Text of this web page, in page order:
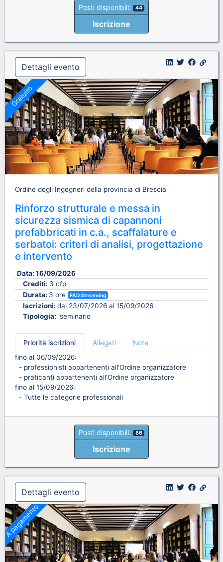
Posti disponibili: 44
Iscrizione
Dettagli evento
Gratuito
Ordine degli Ingegneri della provincia di Brescia
Rinforzo strutturale e messa in
sicurezza sismica di capannoni
prefabbricati in c.a., scaffalature e
serbatoi: criteri di analisi, progettazione
e intervento
Data: 16/09/2026
Crediti: 3 cfp
Durata: 3 ore FAD Streaming
Iscrizioni: dal 23/07/2026 al 15/09/2026
Tipologia: seminario
Priorità iscrizioni Allegati
Note
fino al 06/09/2026:
- professionisti appartenenti all'Ordine organizzatore
- praticanti appartenenti all'Ordine organizzatore
fino al 15/09/2026:
- Tutte le categorie professionali
Posti disponibili: 86
Iscrizione
Dettagli evento
A pagamento